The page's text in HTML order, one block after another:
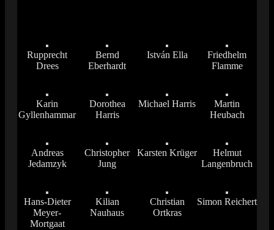
Rupprecht
Drees
Bernd
Eberhardt
István Ella
Friedhelm
Flamme
Karin
Gyllenhammar
Dorothea
Harris
Michael Harris
Martin
Heubach
Andreas
Jedamzyk
Christopher
Jung
Karsten Krüger
Helmut
Langenbruch
Hans-Dieter
Meyer-
Mortgaat
Kilian
Nauhaus
Christian
Ortkras
Simon Reichert